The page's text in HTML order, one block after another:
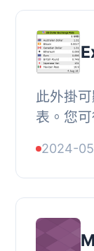
此外掛
表。您
選擇顯
可於側...
2024-